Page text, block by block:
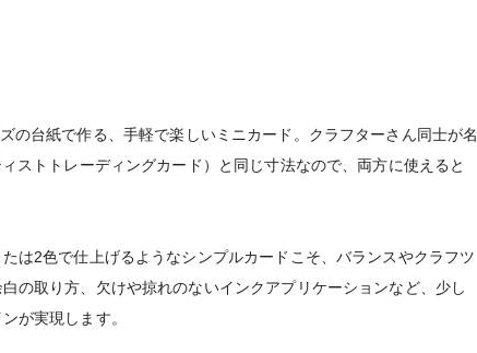
の台紙で作る、手軽で楽しいミニカード。クラフターさん同士が名
ストトレーディングカード）と同じ寸法なので、両方に使えると
は2色で仕上げるようなシンプルカードこそ、バランスやクラフツ
の取り方、欠けや掠れのないインクアプリケーションなど、少し
ンが実現します。